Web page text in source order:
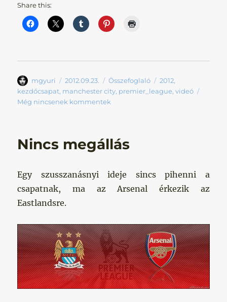
Share this:
Szerző
mgyuri Közzétéve
2012.09.23. Kategória
Összefoglaló Címke
2012,
kezdőcsapat, manchester city, premier_league,videó
Még nincsenek kommentek
Nincs megállás
Egy szusszanásnyi ideje sincs pihenni a
csapatnak, ma az Arsenal érkezik az
Eastlandsre.